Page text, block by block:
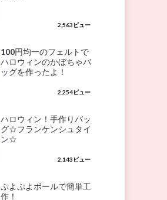
2,563ビュー
100円均一のフェルトで
ハロウィンのかぼちゃバ
ッグを作ったよ！
2,254ビュー
ハロウィン！手作りバッ
グ☆フランケンシュタイ
ン☆
2,143ビュー
ぷよぷよボールで簡単工
作！